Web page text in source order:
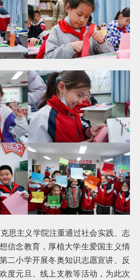
思主义学院注重通过社会实践、志
信念教育，厚植大学生爱国主义情
二小学开展冬奥知识志愿宣讲、反
度元旦、线上支教等活动，为此次